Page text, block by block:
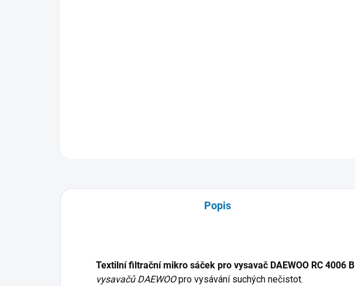
Popis
Textilní filtrační mikro sáček pro vysavač DAEWOO RC 4006 B
vysavačů DAEWOOpro vysávání suchých nečistot.